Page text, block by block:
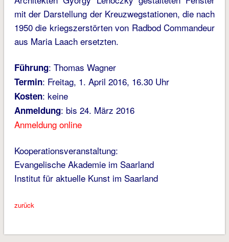
mit der Darstellung der Kreuzwegstationen, die nach
1950 die kriegszerstörten von Radbod Commandeur
aus Maria Laach ersetzten.
Führung: Thomas Wagner
Termin: Freitag, 1. April 2016, 16.30 Uhr
Kosten: keine
Anmeldung: bis 24. März 2016
Anmeldung online
Kooperationsveranstaltung:
Evangelische Akademie im Saarland
Institut für aktuelle Kunst im Saarland
zurück